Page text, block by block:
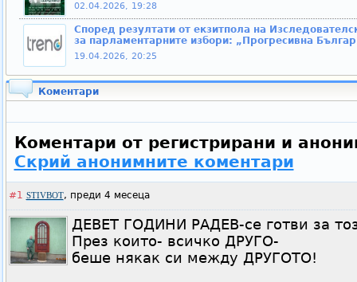
02.04.2026, 19:28
Според резултати от екзитпола на
за парламентарните избори: „Прогресивна
19.04.2026, 20:25
Коментари
Коментари от регистрирани и
Скрий анонимните коментари
#1 STIVBOT, преди 4 месеца
ДЕВЕТ ГОДИНИ РАДЕВ-се готви за
През които- всичко ДРУГО-
беше някак си между ДРУГОТО!